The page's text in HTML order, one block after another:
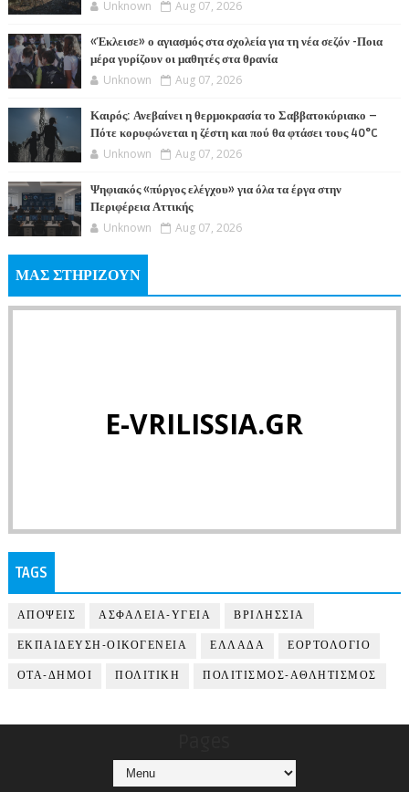
Unknown Aug 07, 2026
«Έκλεισε» ο αγιασμός στα σχολεία για τη νέα σεζόν -Ποια
μέρα γυρίζουν οι μαθητές στα θρανία
Unknown Aug 07, 2026
Καιρός: Ανεβαίνει η θερμοκρασία το Σαββατοκύριακο –
Πότε κορυφώνεται η ζέστη και πού θα φτάσει τους 40°C
Unknown Aug 07, 2026
Ψηφιακός «πύργος ελέγχου» για όλα τα έργα στην
Περιφέρεια Αττικής
Unknown Aug 07, 2026
ΜΑΣ ΣΤΗΡΙΖΟΥΝ
E-VRILISSIA.GR
TAGS
ΑΠΟΨΕΙΣ ΑΣΦΑΛΕΙΑ-ΥΓΕΙΑ ΒΡΙΛΗΣΣΙΑ
ΕΚΠΑΙΔΕΥΣΗ-ΟΙΚΟΓΕΝΕΙΑ ΕΛΛΑΔΑ ΕΟΡΤΟΛΟΓΙΟ
ΟΤΑ-ΔΗΜΟΙ ΠΟΛΙΤΙΚΗ ΠΟΛΙΤΙΣΜΟΣ-ΑΘΛΗΤΙΣΜΟΣ